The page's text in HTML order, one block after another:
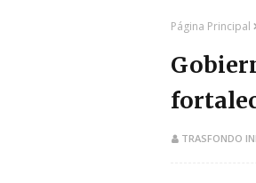
Página Principal
TRASFONDO